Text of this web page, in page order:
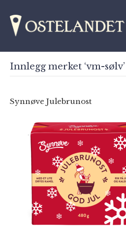
Innlegg merket ‘vm-sølv’
Synnøve Julebrunost